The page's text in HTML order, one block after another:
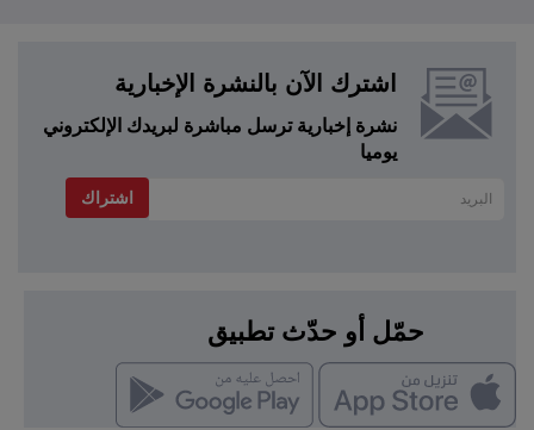
اشترك الآن بالنشرة الإخبارية
نشرة إخبارية ترسل مباشرة لبريدك الإلكتروني
يوميا
اشتراك
حمّل أو حدّث تطبيق